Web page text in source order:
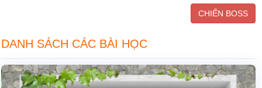
CHIẾN BOSS
DANH SÁCH CÁC BÀI HỌC